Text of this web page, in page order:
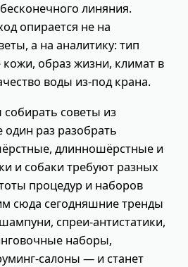
линяния.
опирается не на
а на аналитику: тип
образ жизни, климат в
воды из‑под крана.
советы из
раз разобрать
длинношёрстные и
и собаки требуют разных
процедур и наборов
сюда сегодняшние тренды
спреи‑антистатики,
наборы,
— и станет